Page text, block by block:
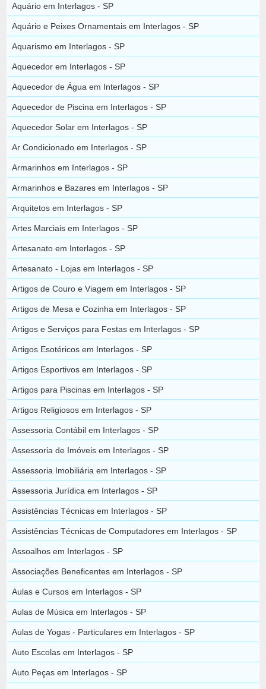
Aquário em Interlagos - SP
Aquário e Peixes Ornamentais em Interlagos - SP
Aquarismo em Interlagos - SP
Aquecedor em Interlagos - SP
Aquecedor de Água em Interlagos - SP
Aquecedor de Piscina em Interlagos - SP
Aquecedor Solar em Interlagos - SP
Ar Condicionado em Interlagos - SP
Armarinhos em Interlagos - SP
Armarinhos e Bazares em Interlagos - SP
Arquitetos em Interlagos - SP
Artes Marciais em Interlagos - SP
Artesanato em Interlagos - SP
Artesanato - Lojas em Interlagos - SP
Artigos de Couro e Viagem em Interlagos - SP
Artigos de Mesa e Cozinha em Interlagos - SP
Artigos e Serviços para Festas em Interlagos - SP
Artigos Esotéricos em Interlagos - SP
Artigos Esportivos em Interlagos - SP
Artigos para Piscinas em Interlagos - SP
Artigos Religiosos em Interlagos - SP
Assessoria Contábil em Interlagos - SP
Assessoria de Imóveis em Interlagos - SP
Assessoria Imobiliária em Interlagos - SP
Assessoria Jurídica em Interlagos - SP
Assistências Técnicas em Interlagos - SP
Assistências Técnicas de Computadores em Interlagos - SP
Assoalhos em Interlagos - SP
Associações Beneficentes em Interlagos - SP
Aulas e Cursos em Interlagos - SP
Aulas de Música em Interlagos - SP
Aulas de Yogas - Particulares em Interlagos - SP
Auto Escolas em Interlagos - SP
Auto Peças em Interlagos - SP